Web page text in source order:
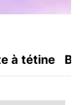
à tétine